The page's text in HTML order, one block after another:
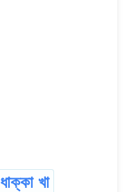
ধাক্কা খা